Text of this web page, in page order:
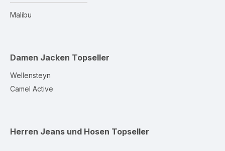
Malibu
Damen Jacken Topseller
Wellensteyn
Camel Active
Herren Jeans und Hosen Topseller